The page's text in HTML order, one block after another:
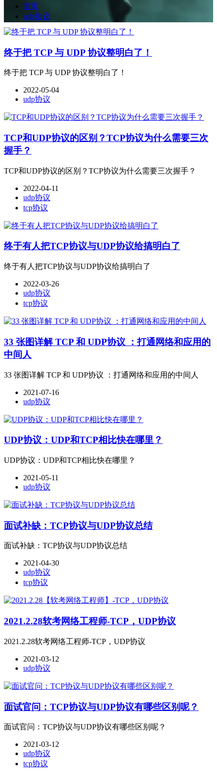
首页
udp协议
终于把 TCP 与 UDP 协议整明白了！
终于把 TCP 与 UDP 协议整明白了！
2022-05-04
udp协议
TCP和UDP协议的区别？TCP协议为什么需要三次
握手？
TCP和UDP协议的区别？TCP协议为什么需要三次握手？
2022-04-11
udp协议
tcp协议
终于有人把TCP协议与UDP协议给搞明白了
终于有人把TCP协议与UDP协议给搞明白了
2022-03-26
udp协议
tcp协议
33 张图详解 TCP 和 UDP协议 ：打通网络和应用的
中间人
33 张图详解 TCP 和 UDP协议 ：打通网络和应用的中间人
2021-07-16
udp协议
UDP协议：UDP和TCP相比快在哪里？
UDP协议：UDP和TCP相比快在哪里？
2021-05-11
udp协议
面试补缺：TCP协议与UDP协议总结
面试补缺：TCP协议与UDP协议总结
2021-04-30
udp协议
tcp协议
2021.2.28软考网络工程师-TCP，UDP协议
2021.2.28软考网络工程师-TCP，UDP协议
2021-03-12
udp协议
面试官问：TCP协议与UDP协议有哪些区别呢？
面试官问：TCP协议与UDP协议有哪些区别呢？
2021-03-12
udp协议
tcp协议